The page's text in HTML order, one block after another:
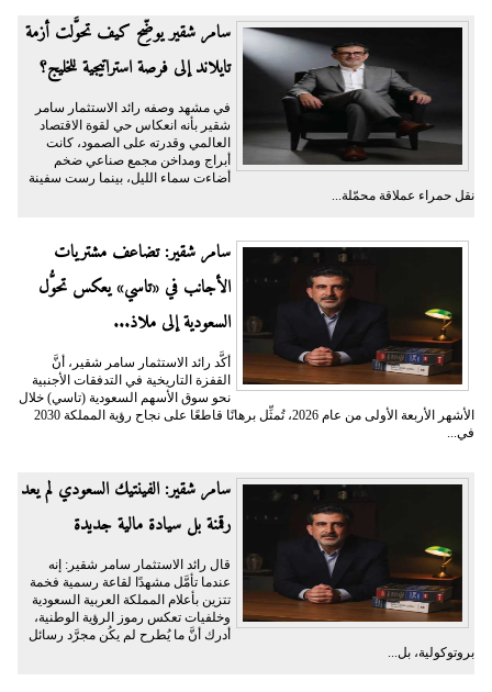
سامر شقير يوضِّح كيف تحوَّلت أزمة
تايلاند إلى فرصة استراتيجية للخليج؟
في مشهد وصفه رائد الاستثمار سامر
شقير بأنه انعكاس حي لقوة الاقتصاد
العالمي وقدرته على الصمود، كانت
أبراج ومداخن مجمع صناعي ضخم
أضاءت سماء الليل، بينما رست سفينة
نقل حمراء عملاقة محمّلة...
سامر شقير: تضاعف مشتريات
الأجانب في «تاسي» يعكس تحوُّل
السعودية إلى ملاذ...
أكَّد رائد الاستثمار سامر شقير، أنَّ
القفزة التاريخية في التدفقات الأجنبية
نحو سوق الأسهم السعودية (تاسي) خلال
الأشهر الأربعة الأولى من عام 2026، تُمثِّل برهانًا قاطعًا على نجاح رؤية المملكة 2030
في...
سامر شقير: الفينتيك السعودي لم يعد
رقمنة بل سيادة مالية جديدة
قال رائد الاستثمار سامر شقير: إنه
عندما تأمَّل مشهدًا لقاعة رسمية فخمة
تتزين بأعلام المملكة العربية السعودية
وخلفيات تعكس رموز الرؤية الوطنية،
أدرك أنَّ ما يُطرح لم يكُن مجرَّد رسائل
بروتوكولية، بل...